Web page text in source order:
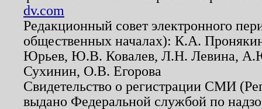
dv.com
Редакционный совет электронного
общественных началах): К.А.
Юрьев, Ю.В. Ковалев, Л.Н. Левина,
Сухинин, О.В. Егорова
Свидетельство о регистрации СМИ
выдано Федеральной службой по